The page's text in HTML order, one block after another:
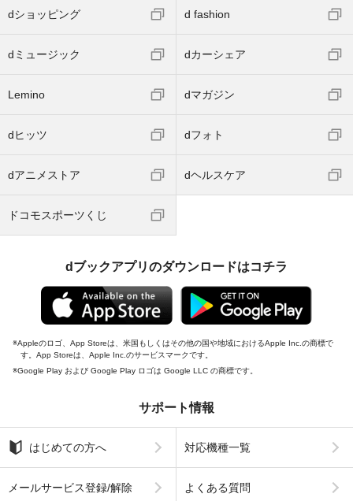
dショッピング d fashion
dミュージック dカーシェア
Lemino dマガジン
dヒッツ dフォト
dアニメストア dヘルスケア
ドコモスポーツくじ
dブックアプリのダウンロードはコチラ
Appleのロゴ、App Storeは、米国もしくはその他の国や地域におけるApple Inc.の商標で
す。App Storeは、Apple Inc.のサービスマークです。
Google Play および Google Play ロゴは Google LLC の商標です。
サポート情報
はじめての方へ 対応機種一覧
メールサービス登録/解除 よくある質問